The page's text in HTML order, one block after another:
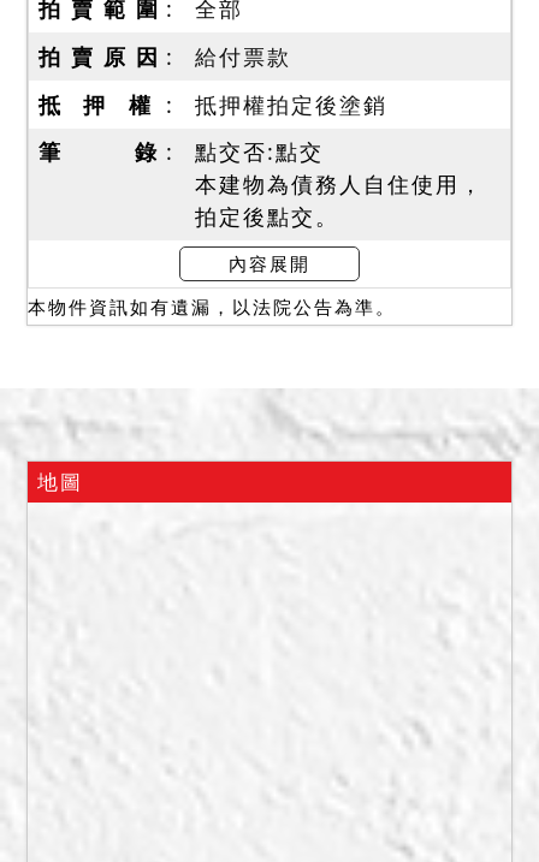
拍 賣 範 圍
全部
拍 賣 原 因
給付票款
抵 押 權
抵押權拍定後塗銷
筆 錄
點交否:點交
本建物為債務人自住使用，
拍定後點交。
使用情形
本建物目前由債務人居住使
一、上開不動產3宗合併拍
幣：15,940,000元，以總價
四、本件不動產有抵押權設
五、本件所拍賣之2015建號
內容展開
本物件資訊如有遺漏，以法院公告為準。
地圖